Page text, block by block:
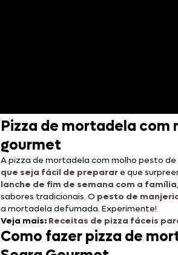
Pizza de mortadela com
gourmet
A pizza de mortadela com molho pesto
que seja fácil de preparare que
lanche de fim de semana com a família
sabores tradicionais. O pesto de
a mortadela defumada. Experimente!
Veja mais: Receitas de pizza fáceis
Como fazer pizza de